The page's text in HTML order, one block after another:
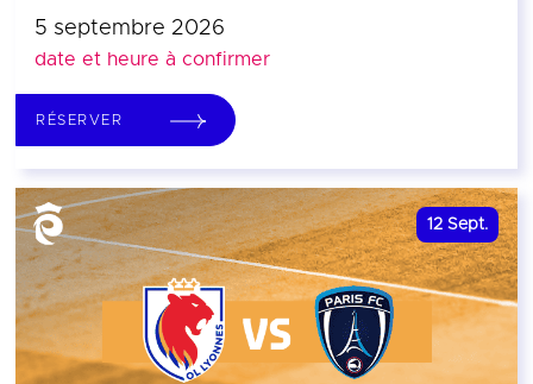
5 septembre 2026
date et heure à confirmer
RÉSERVER
12 Sept.